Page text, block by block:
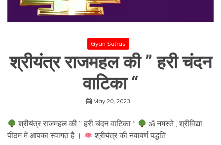
Gyan Sutras
श्रीयंत्र राजमहल की ” हरी चंदन
वाटिका “
May 20, 2023
श्रीयंत्र राजमहल की ” हरी चंदन वाटिका “
ॐ नमस्ते , श्रीविद्या
पीठम में आपका स्वागत है ।
श्रीयंत्र की नवावर्ण पद्धति